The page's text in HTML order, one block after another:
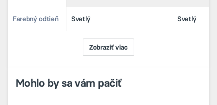
Farebný odtieň Svetlý Svetlý
Farebný odtieň Svetlý Svetlý
Zobraziť viac
Mohlo by sa vám pačiť